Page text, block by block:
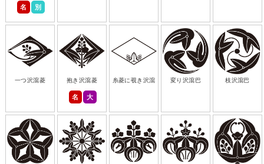
名 別
一つ沢瀉菱 抱き沢瀉菱
名 大
糸菱に覗き沢瀉 変り沢瀉巴 枝沢瀉巴